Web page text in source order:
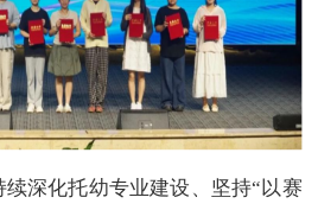
续深化托幼专业建设、坚持“以赛